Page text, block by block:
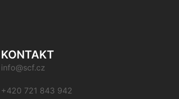
KONTAKT
info@scf.cz
+420 721 843 942